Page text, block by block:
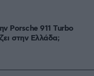
Porsche 911 Turbo
στην Ελλάδα;